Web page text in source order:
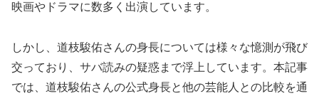
映画やドラマに数多く出演しています。
しかし、道枝駿佑さんの身長については様々な憶測が飛び
交っており、サバ読みの疑惑まで浮上しています。本記事
では、道枝駿佑さんの公式身長と他の芸能人との比較を通